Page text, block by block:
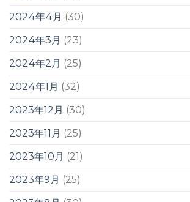
2024年4月 (30)
2024年3月 (23)
2024年2月 (25)
2024年1月 (32)
2023年12月 (30)
2023年11月 (25)
2023年10月 (21)
2023年9月 (25)